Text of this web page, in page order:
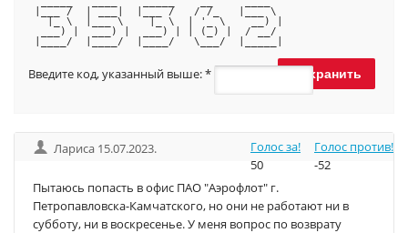
|___ /  | ___|  |___ /   / /_   |___ \
   |_ \  |___ \    |_ \  | '_ \    __) |
  ___) |  ___) |  ___) | | (_) |  / __/
|____/  |____/  |____/   \___/  |_____|
Введите код, указанный выше:*
Лариса 15.07.2023.
Голос за!
50
Голос против!
-52
Пытаюсь попасть в офис ПАО "Аэрофлот" г.
Петропавловска-Камчатского, но они не работают ни в
субботу, ни в воскресенье. У меня вопрос по возврату